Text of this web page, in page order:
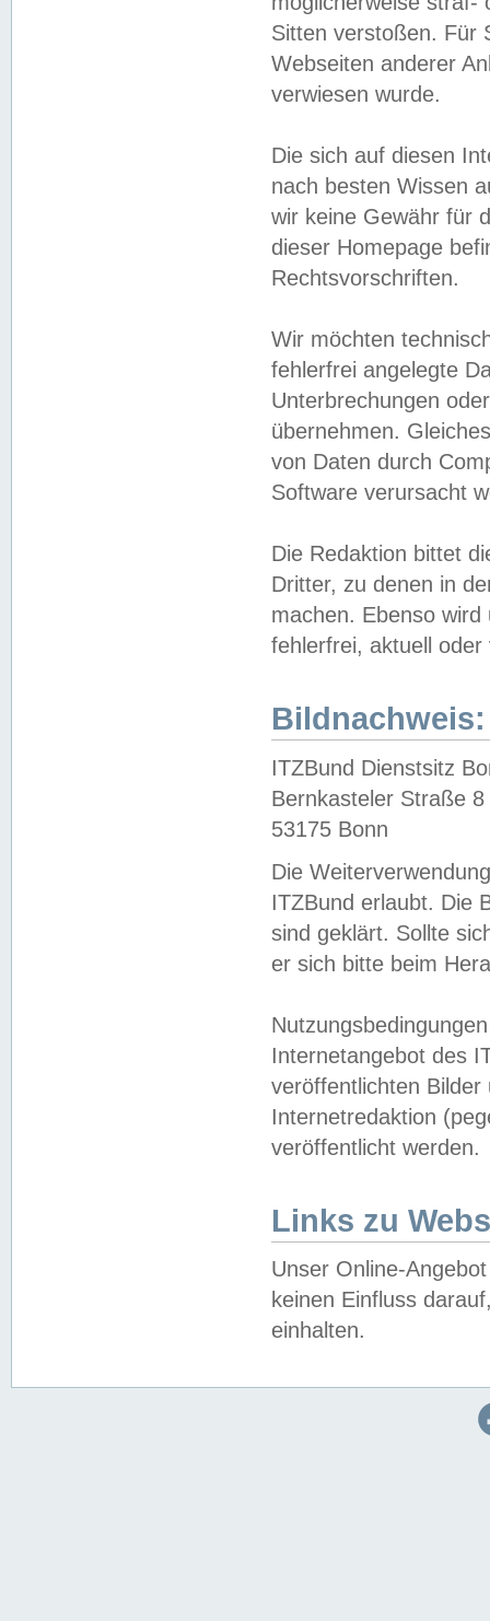
Sitten verstoßen. Für
Webseiten anderer
verwiesen wurde.
Die sich auf diesen
nach besten Wissen
wir keine Gewähr für
dieser Homepage
Rechtsvorschriften.
Wir möchten
fehlerfrei angelegte
Unterbrechungen
übernehmen.
von Daten durch
Software verursacht
Die Redaktion bittet
Dritter, zu denen in
machen. Ebenso
fehlerfrei, aktuell oder
Bildnachweis:
ITZBund Dienstsitz
Bernkasteler Straße 8
53175 Bonn
Die
ITZBund erlaubt. Die
sind geklärt. Sollte
er sich bitte beim
Internetangebot des
veröffentlichten
Internetredaktion
veröffentlicht werden.
Links zu
Unser Online-
keinen Einfluss
einhalten.